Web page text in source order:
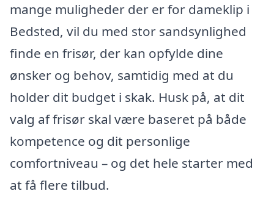
mange muligheder der er for dameklip i
Bedsted, vil du med stor sandsynlighed
finde en frisør, der kan opfylde dine
ønsker og behov, samtidig med at du
holder dit budget i skak. Husk på, at dit
valg af frisør skal være baseret på både
kompetence og dit personlige
comfortniveau – og det hele starter med
at få flere tilbud.